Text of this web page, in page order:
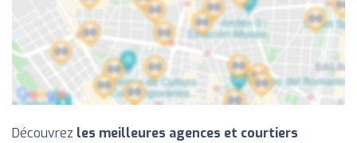
Découvrez les meilleures agences et courtiers